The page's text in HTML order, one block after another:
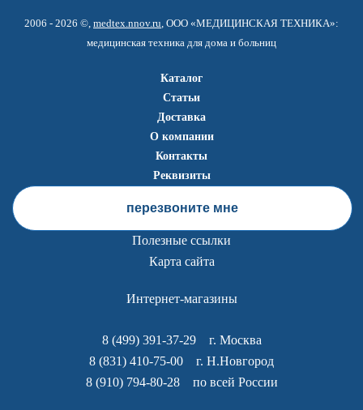
2006 - 2026 ©, medtex.nnov.ru , ООО «МЕДИЦИНСКАЯ ТЕХНИКА»:
медицинская техника для дома и больниц
Каталог
Статьи
Доставка
О компании
Контакты
Реквизиты
перезвоните мне
Полезные ссылки
Карта сайта
Интернет-магазины
8 (499) 391-37-29г. Москва
8 (831) 410-75-00 г. Н.Новгород
8 (910) 794-80-28по всей России